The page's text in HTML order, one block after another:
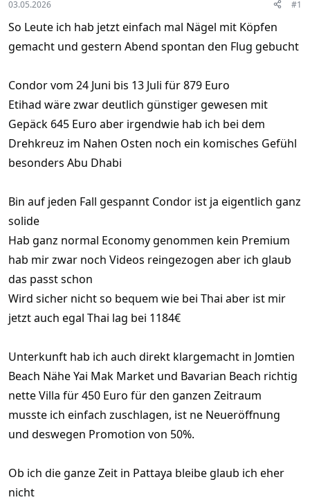
03.05.2026 #1
So Leute ich hab jetzt einfach mal Nägel mit Köpfen
gemacht und gestern Abend spontan den Flug gebucht
Condor vom 24 Juni bis 13 Juli für 879 Euro
Etihad wäre zwar deutlich günstiger gewesen mit
Gepäck 645 Euro aber irgendwie hab ich bei dem
Drehkreuz im Nahen Osten noch ein komisches Gefühl
besonders Abu Dhabi
Bin auf jeden Fall gespannt Condor ist ja eigentlich ganz
solide
Hab ganz normal Economy genommen kein Premium
hab mir zwar noch Videos reingezogen aber ich glaub
das passt schon
Wird sicher nicht so bequem wie bei Thai aber ist mir
jetzt auch egal Thai lag bei 1184€
Unterkunft hab ich auch direkt klargemacht in Jomtien
Beach Nähe Yai Mak Market und Bavarian Beach richtig
nette Villa für 450 Euro für den ganzen Zeitraum
musste ich einfach zuschlagen, ist ne Neueröffnung
und deswegen Promotion von 50%.
Ob ich die ganze Zeit in Pattaya bleibe glaub ich eher
nicht